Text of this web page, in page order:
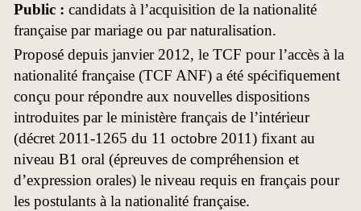
Public : candidats à l’acquisition de la nationalité
française par mariage ou par naturalisation.
Proposé depuis janvier 2012, le TCF pour l’accès à la
nationalité française (TCF ANF) a été spécifiquement
conçu pour répondre aux nouvelles dispositions
introduites par le ministère français de l’intérieur
(décret 2011-1265 du 11 octobre 2011) fixant au
niveau B1 oral (épreuves de compréhension et
d’expression orales) le niveau requis en français pour
les postulants à la nationalité française.